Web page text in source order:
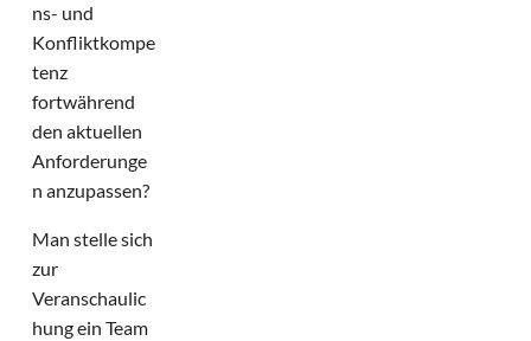
ns- und
Konfliktkompe
tenz
fortwährend
den aktuellen
Anforderunge
n anzupassen?
Man stelle sich
zur
Veranschaulic
hung ein Team